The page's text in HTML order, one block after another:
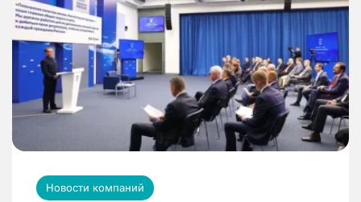
Новости компаний